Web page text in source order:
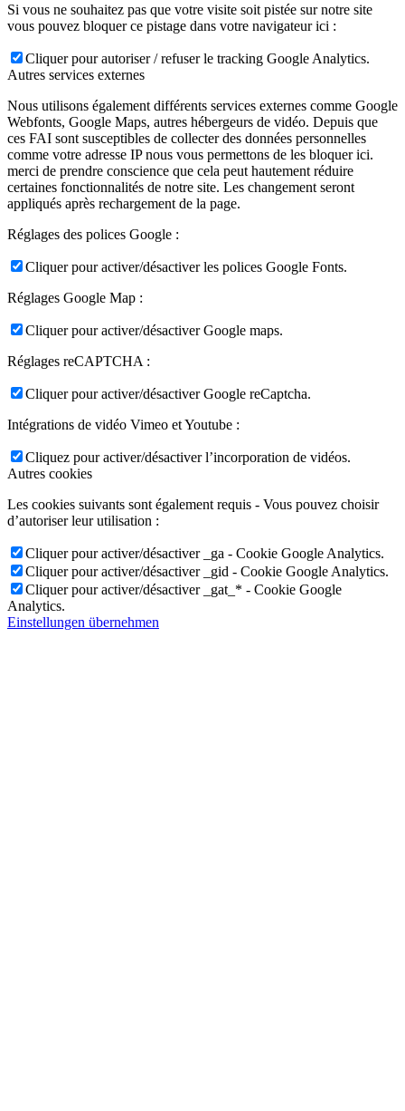
Si vous ne souhaitez pas que votre visite soit pistée sur notre site
vous pouvez bloquer ce pistage dans votre navigateur ici :
Cliquer pour autoriser / refuser le tracking Google Analytics.
Autres services externes
Nous utilisons également différents services externes comme Google
Webfonts, Google Maps, autres hébergeurs de vidéo. Depuis que
ces FAI sont susceptibles de collecter des données personnelles
comme votre adresse IP nous vous permettons de les bloquer ici.
merci de prendre conscience que cela peut hautement réduire
certaines fonctionnalités de notre site. Les changement seront
appliqués après rechargement de la page.
Réglages des polices Google :
Cliquer pour activer/désactiver les polices Google Fonts.
Réglages Google Map :
Cliquer pour activer/désactiver Google maps.
Réglages reCAPTCHA :
Cliquer pour activer/désactiver Google reCaptcha.
Intégrations de vidéo Vimeo et Youtube :
Cliquez pour activer/désactiver l’incorporation de vidéos.
Autres cookies
Les cookies suivants sont également requis - Vous pouvez choisir
d’autoriser leur utilisation :
Cliquer pour activer/désactiver _ga - Cookie Google Analytics.
Cliquer pour activer/désactiver _gid - Cookie Google Analytics.
Cliquer pour activer/désactiver _gat_* - Cookie Google
Analytics.
Einstellungen übernehmen